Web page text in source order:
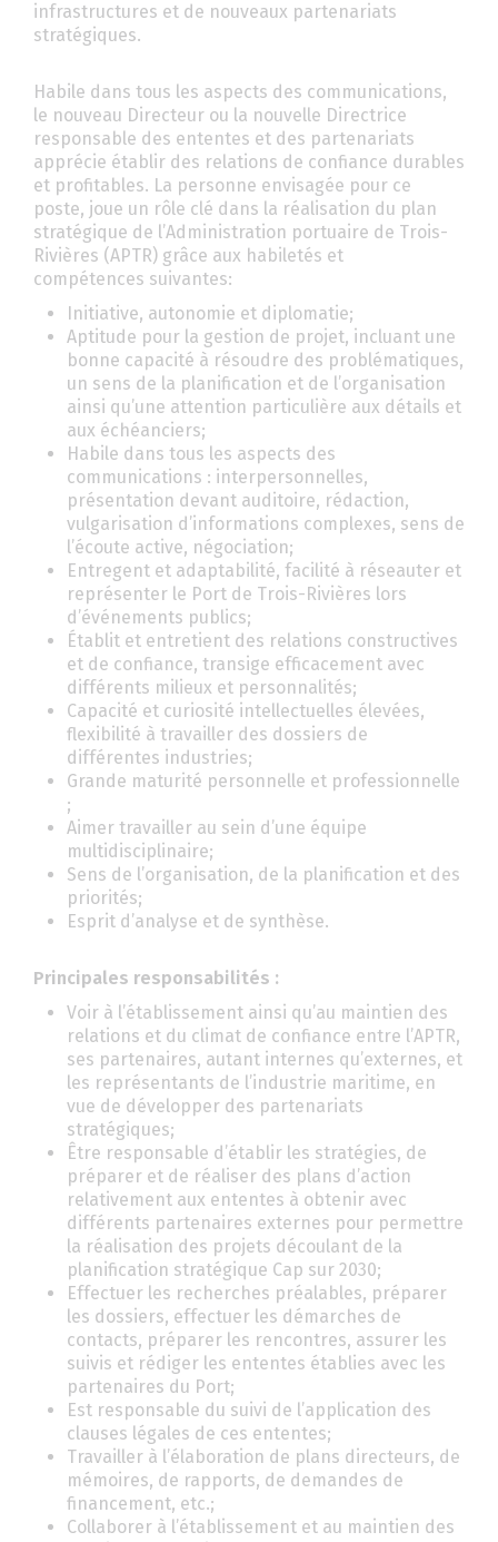
infrastructures et de nouveaux partenariats
stratégiques.
Habile dans tous les aspects des communications,
le nouveau Directeur ou la nouvelle Directrice
responsable des ententes et des partenariats
apprécie établir des relations de confiance durables
et profitables. La personne envisagée pour ce
poste, joue un rôle clé dans la réalisation du plan
stratégique de l’Administration portuaire de Trois-
Rivières (APTR) grâce aux habiletés et
compétences suivantes:
Initiative, autonomie et diplomatie;
Aptitude pour la gestion de projet, incluant une
bonne capacité à résoudre des problématiques,
un sens de la planification et de l’organisation
ainsi qu’une attention particulière aux détails et
aux échéanciers;
Habile dans tous les aspects des
communications : interpersonnelles,
présentation devant auditoire, rédaction,
vulgarisation d’informations complexes, sens de
l’écoute active, négociation;
Entregent et adaptabilité, facilité à réseauter et
représenter le Port de Trois-Rivières lors
d’événements publics;
Établit et entretient des relations constructives
et de confiance, transige efficacement avec
différents milieux et personnalités;
Capacité et curiosité intellectuelles élevées,
flexibilité à travailler des dossiers de
différentes industries;
Grande maturité personnelle et professionnelle
;
Aimer travailler au sein d’une équipe
multidisciplinaire;
Sens de l’organisation, de la planification et des
priorités;
Esprit d’analyse et de synthèse.
Principales responsabilités :
Voir à l’établissement ainsi qu’au maintien des
relations et du climat de confiance entre l’APTR,
ses partenaires, autant internes qu’externes, et
les représentants de l’industrie maritime, en
vue de développer des partenariats
stratégiques;
Être responsable d’établir les stratégies, de
préparer et de réaliser des plans d’action
relativement aux ententes à obtenir avec
différents partenaires externes pour permettre
la réalisation des projets découlant de la
planification stratégique Cap sur 2030;
Effectuer les recherches préalables, préparer
les dossiers, effectuer les démarches de
contacts, préparer les rencontres, assurer les
suivis et rédiger les ententes établies avec les
partenaires du Port;
Est responsable du suivi de l’application des
clauses légales de ces ententes;
Travailler à l’élaboration de plans directeurs, de
mémoires, de rapports, de demandes de
financement, etc.;
Collaborer à l’établissement et au maintien des